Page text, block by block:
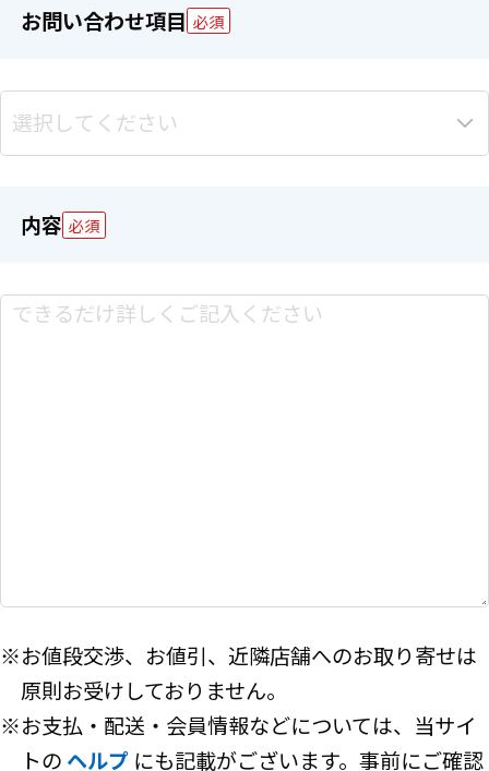
お問い合わせ項目 必須
内容 必須
※お値段交渉、お値引、近隣店舗へのお取り寄せは
原則お受けしておりません。
※お支払・配送・会員情報などについては、当サイ
トの ヘルプ にも記載がございます。事前にご確認